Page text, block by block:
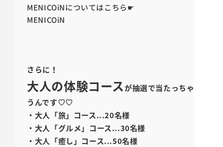
MENICOiNについてはこちら☛
MENICOiN
さらに！
大人の体験コースが抽選で当たっちゃ
うんです♡♡
・大人「旅」コース...20名様
・大人「グルメ」コース...30名様
・大人「癒し」コース...50名様